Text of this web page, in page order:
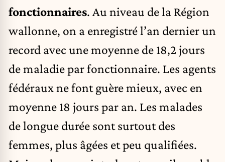
fonctionnaires. Au niveau de la Région
wallonne, on a enregistré l’an dernier un
record avec une moyenne de 18,2 jours
de maladie par fonctionnaire. Les agents
fédéraux ne font guère mieux, avec en
moyenne 18 jours par an. Les malades
de longue durée sont surtout des
femmes, plus âgées et peu qualifiées.